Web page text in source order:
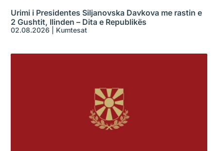
Urimi i Presidentes Siljanovska Davkova me rastin e
2 Gushtit, Ilinden – Dita e Republikës
02.08.2026 Kumtesat